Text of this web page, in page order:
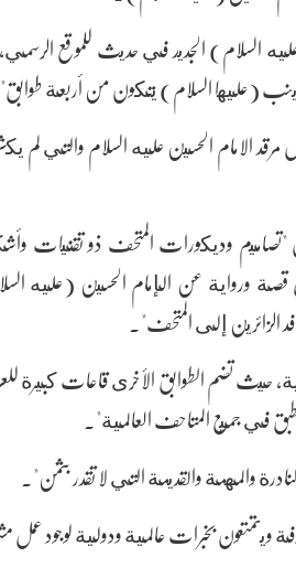
السلام) الجديد في حديث للموقع
زينب (عليها السلام) يتكون من أربعة
مرقد الامام الحسين عليه السلام والتي
"تصاميم وديكورات المتحف ذو تقنيات
ورواية عن الإمام الحسين (عليه
الزائرين إلى المتحف".
حيث تضم الطوابق الأخرى قاعات كبيرة
في جميع المتاحف العالمية".
والمهمة والقديمة التي لا تقدر بثمن".
بخبرات عالمية ودولية لوجود عمل